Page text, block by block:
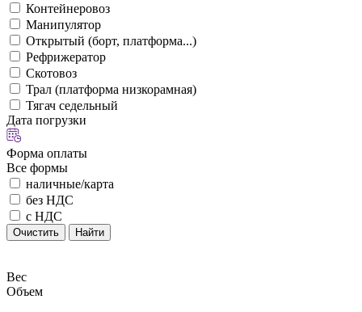
Контейнеровоз
Манипулятор
Открытый (борт, платформа...)
Рефрижератор
Скотовоз
Трал (платформа низкорамная)
Тягач седельный
Дата погрузки
Форма оплаты
Все формы
наличные/карта
без НДС
с НДС
Очистить Найти
Вес
Объем